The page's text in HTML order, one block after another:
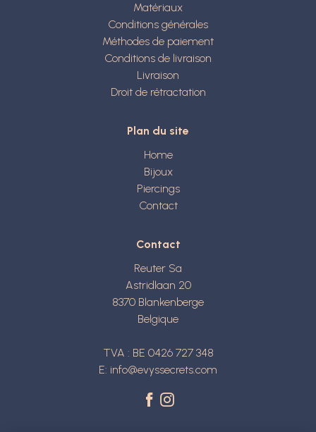
Matériaux
Conditions générales
Méthodes de paiement
Conditions de livraison
Livraison
Droit de rétractation
Plan du site
Home
Bijoux
Piercings
Contact
Contact
Reuter Sa
Astridlaan 20
8370 Blankenberge
Belgique
TVA : BE 0426 727 348
E: info@evyssecrets.com